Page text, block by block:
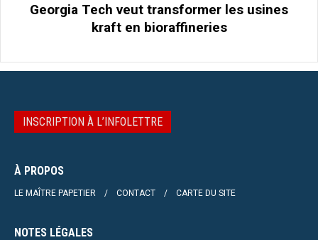
Georgia Tech veut transformer les usines
kraft en bioraffineries
INSCRIPTION À L’INFOLETTRE
À PROPOS
LE MAÎTRE PAPETIER CONTACT CARTE DU SITE
NOTES LÉGALES